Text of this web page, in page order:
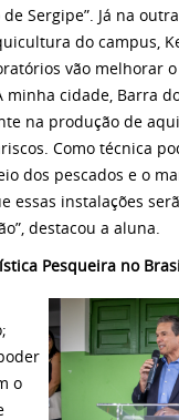
Sergipe”. Já na
do campus,
vão melhorar
minha cidade, Barra
na produção de
Como técnica
dos pescados e o
essas instalações
destacou a aluna.
Pesqueira no
o